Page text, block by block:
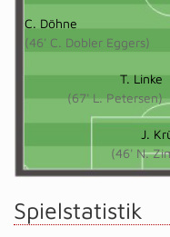
C. Döhne
(46' C. Dobler Eggers)
T. Linke
(67' L. Petersen)
J.
(46' N.
Spielstatistik